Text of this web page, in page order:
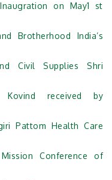
on May1 st
Brotherhood India’s
Civil Supplies Shri
Kovind received by
Pattom Health Care
Conference of